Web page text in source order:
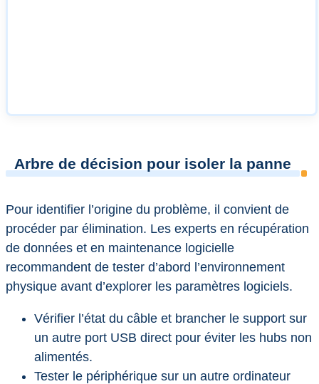
Arbre de décision pour isoler la panne
Pour identifier l’origine du problème, il convient de
procéder par élimination. Les experts en récupération
de données et en maintenance logicielle
recommandent de tester d’abord l’environnement
physique avant d’explorer les paramètres logiciels.
Vérifier l’état du câble et brancher le support sur
un autre port USB direct pour éviter les hubs non
alimentés.
Tester le périphérique sur un autre ordinateur